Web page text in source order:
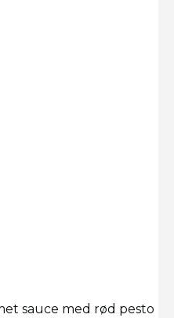
sauce med rød pesto